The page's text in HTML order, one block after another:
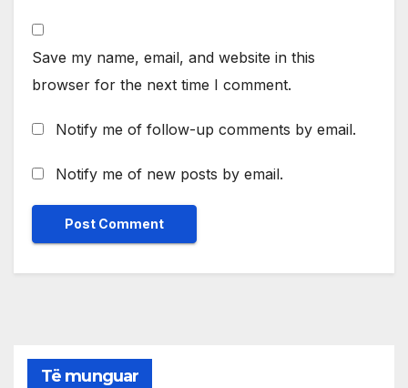
Save my name, email, and website in this
browser for the next time I comment.
Notify me of follow-up comments by email.
Notify me of new posts by email.
Të munguar